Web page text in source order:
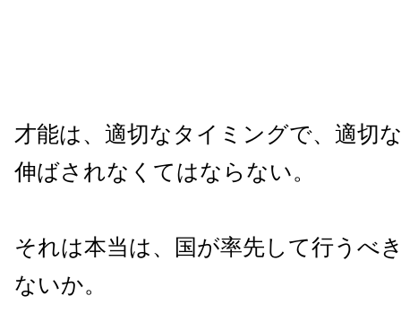
才能は、適切なタイミングで、適切
伸ばされなくてはならない。
それは本当は、国が率先して行うべ
ないか。